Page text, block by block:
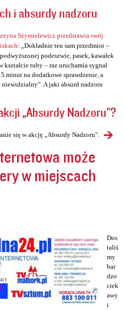
i absurdy nadzoru
Szymielewicz przedstawia swój
: „Dokładnie ten sam przedmiot –
podeszwie, pasek, kawałek
tuby – raz uruchamia sygnał
minut na dodatkowe sprawdzenie, a
A jaki absurd nadzoru
„Absurdy Nadzoru"?
się w akcję „Absurdy Nadzoru".
może
w miejscach
Dos
taliś
my
bar
dzo
ciek
awy
i